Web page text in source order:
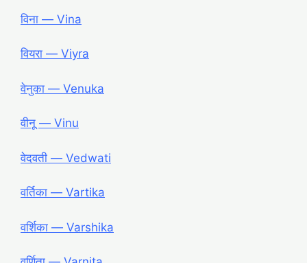
विना ― Vina
वियरा ― Viyra
वेनुका ― Venuka
वीनू ― Vinu
वेदवती ― Vedwati
वर्तिका ― Vartika
वर्शिका ― Varshika